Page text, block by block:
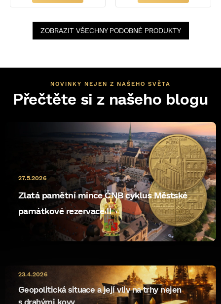
ZOBRAZIT VŠECHNY PODOBNÉ PRODUKTY
NOVINKY NEJEN Z NAŠEHO SVĚTA
Přečtěte si z našeho blogu
Zlatá pamětní mince ČNB cyklus Městské
památkové rezervace II
27.5.2026
ryzost rewrite
10.5.2026
Geopolitická situace a její vliv na trhy nejen
s drahými kovy
23.4.2026